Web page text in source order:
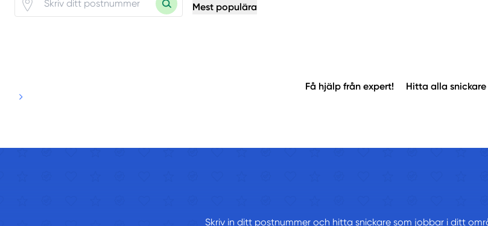
Mest populära
Få hjälp från expert! Hitta alla snickare
Skriv in ditt postnummer och hitta snickare som jobbar i ditt